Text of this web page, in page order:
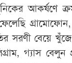
আকর্ষণে
সরণী বেয়ে
গ্যাস